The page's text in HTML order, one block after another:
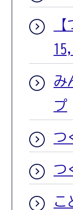
み
プ
つ
つ
こ